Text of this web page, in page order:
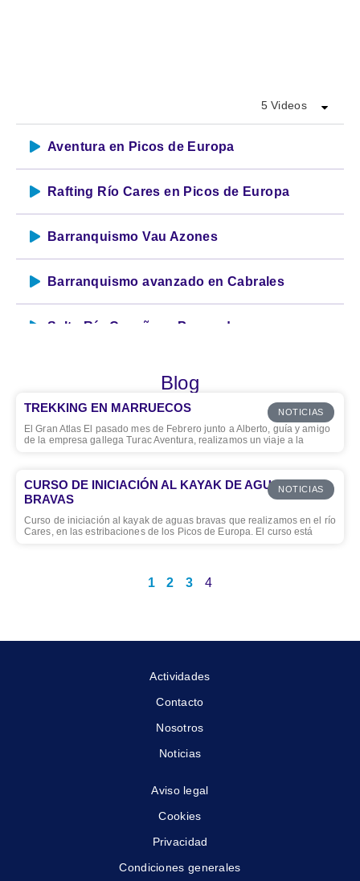
5 Videos
Aventura en Picos de Europa
Rafting Río Cares en Picos de Europa
Barranquismo Vau Azones
Barranquismo avanzado en Cabrales
Salto Río Casañua - Pompedru
Blog
NOTICIAS
TREKKING EN MARRUECOS
El Gran Atlas El pasado mes de Febrero junto a Alberto, guía y amigo
de la empresa gallega Turac Aventura, realizamos un viaje a la
NOTICIAS
CURSO DE INICIACIÓN AL KAYAK DE AGUAS
BRAVAS
Curso de iniciación al kayak de aguas bravas que realizamos en el río
Cares, en las estribaciones de los Picos de Europa. El curso está
1 2 3 4
Actividades
Contacto
Nosotros
Noticias
Aviso legal
Cookies
Privacidad
Condiciones generales